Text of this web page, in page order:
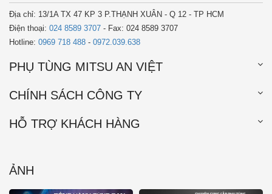
Địa chỉ: 13/1A TX 47 KP 3 P.THẠNH XUÂN - Q 12 - TP HCM
Điện thoại: 024 8589 3707 - Fax: 024 8589 3707
Hotline: 0969 718 488 - 0972.039.638
PHỤ TÙNG MITSU AN VIỆT
CHÍNH SÁCH CÔNG TY
HỖ TRỢ KHÁCH HÀNG
ẢNH